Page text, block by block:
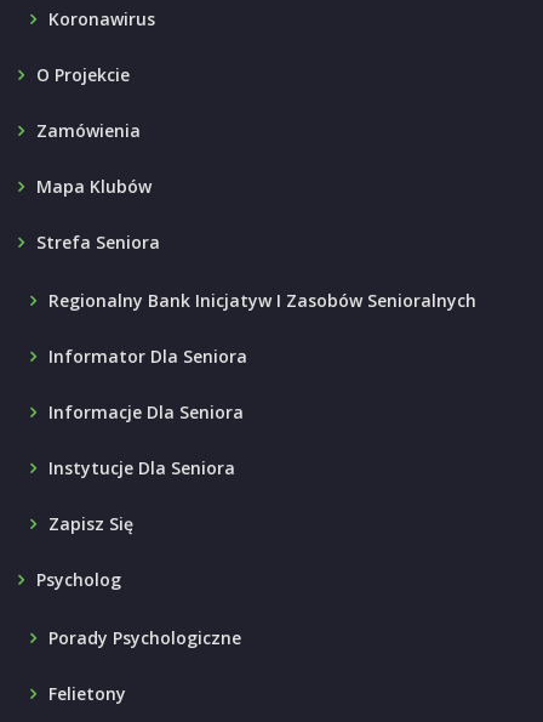
Koronawirus
O Projekcie
Zamówienia
Mapa Klubów
Strefa Seniora
Regionalny Bank Inicjatyw I Zasobów Senioralnych
Informator Dla Seniora
Informacje Dla Seniora
Instytucje Dla Seniora
Zapisz Się
Psycholog
Porady Psychologiczne
Felietony